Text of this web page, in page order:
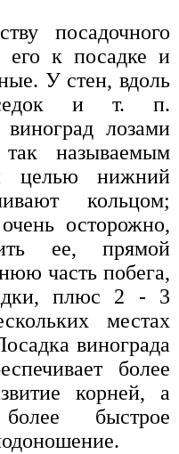
посадочного
его к посадке и
У стен, вдоль
и т. п.
виноград лозами
называемым
целью нижний
кольцом;
осторожно,
ее, прямой
часть побега,
плюс 2 - 3
местах
винограда
более
корней, а
быстрое